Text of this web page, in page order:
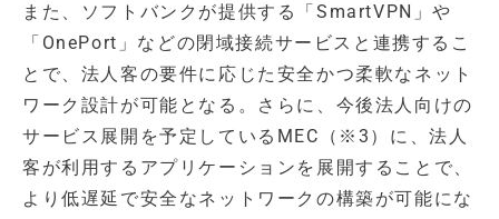
また、ソフトバンクが提供する「SmartVPN」や
「OnePort」などの閉域接続サービスと連携するこ
とで、法人客の要件に応じた安全かつ柔軟なネット
ワーク設計が可能となる。さらに、今後法人向けの
サービス展開を予定しているMEC（※3）に、法人
客が利用するアプリケーションを展開することで、
より低遅延で安全なネットワークの構築が可能にな